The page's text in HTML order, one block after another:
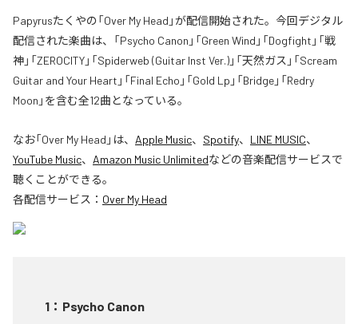
Papyrusたくやの「Over My Head」が配信開始された。今回デジタル
配信された楽曲は、「Psycho Canon」「Green Wind」「Dogfight」「戦
神」「ZEROCITY」「Spiderweb (Guitar Inst Ver.)」「天然ガス」「Scream
Guitar and Your Heart」「Final Echo」「Gold Lp」「Bridge」「Redry
Moon」を含む全12曲となっている。
なお「Over My Head 」は、 Apple Music、 Spotify、 LINE MUSIC、
YouTube Music、 Amazon Music Unlimitedなどの音楽配信サービスで
聴くことができる。
各配信サービス： Over My Head
1 ： Psycho Canon